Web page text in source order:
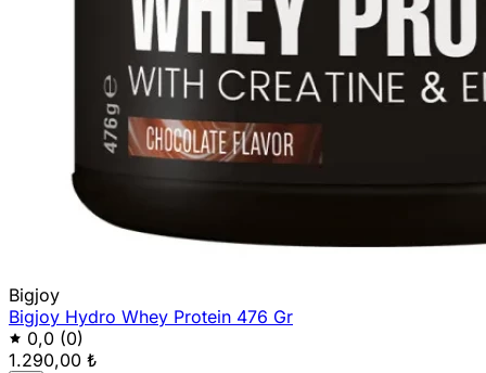
Bigjoy
Bigjoy Hydro Whey Protein 476 Gr
0,0 (0)
1.290,00 ₺